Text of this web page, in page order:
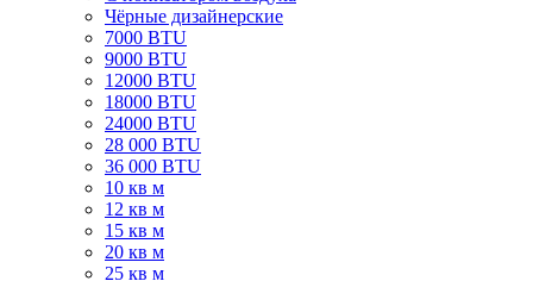
Чёрные дизайнерские
7000 BTU
9000 BTU
12000 BTU
18000 BTU
24000 BTU
28 000 BTU
36 000 BTU
10 кв м
12 кв м
15 кв м
20 кв м
25 кв м